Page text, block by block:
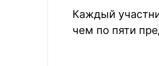
Каждый
чем по пяти